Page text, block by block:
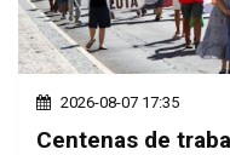
2026-08-07 17:35
Centenas de